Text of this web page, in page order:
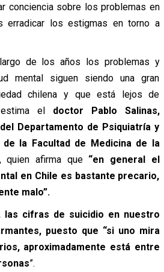
conciencia sobre los problemas en
erradicar los estigmas en torno a
de los años los problemas y
mental siguen siendo una gran
chilena y que está lejos de
el doctor Pablo Salinas,
Departamento de Psiquiatría y
la Facultad de Medicina de la
, quien afirma que “en general el
en Chile es bastante precario,
malo”.
las cifras de suicidio en nuestro
puesto que “si uno mira
aproximadamente está entre
”.